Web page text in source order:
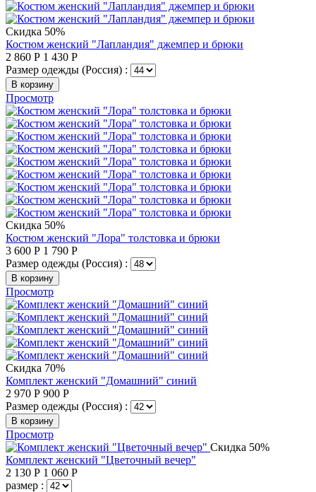
Скидка 50%
Костюм женский "Лапландия" джемпер и брюки
2 860 Р 1 430 Р
Размер одежды (Россия) :
В корзину
Просмотр
Скидка 50%
Костюм женский "Лора" толстовка и брюки
3 600 Р 1 790 Р
Размер одежды (Россия) :
В корзину
Просмотр
Скидка 70%
Комплект женский "Домашний" синий
2 970 Р 900 Р
Размер одежды (Россия) :
В корзину
Просмотр
Скидка 50%
Комплект женский "Цветочный вечер"
2 130 Р 1 060 Р
размер :